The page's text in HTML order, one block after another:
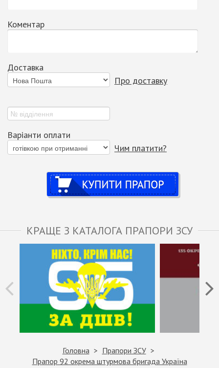
Коментар
Доставка
Про доставку
Варіанти оплати
Чим платити?
Купити
КРАЩЕ З КАТАЛОГА ПРАПОРИ ЗСУ
Головна
Прапори ЗСУ
Прапор 92 окрема штурмова бригада Україна